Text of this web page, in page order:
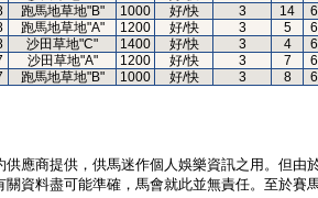
跑馬地草地"B" 1000 好/快 3 14
跑馬地草地"A" 1200 好/快 3 5
沙田草地"C" 1400 好/快 3 4
沙田草地"A" 1200 好/快 3 7
跑馬地草地"B" 1000 好/快 3 8
供應商提供，供馬迷作個人娛樂資訊之用。但
關資料盡可能準確，馬會就此並無責任。至於賽